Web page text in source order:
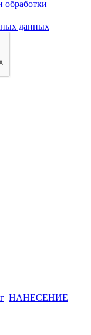
обработки
данных
НАНЕСЕНИЕ